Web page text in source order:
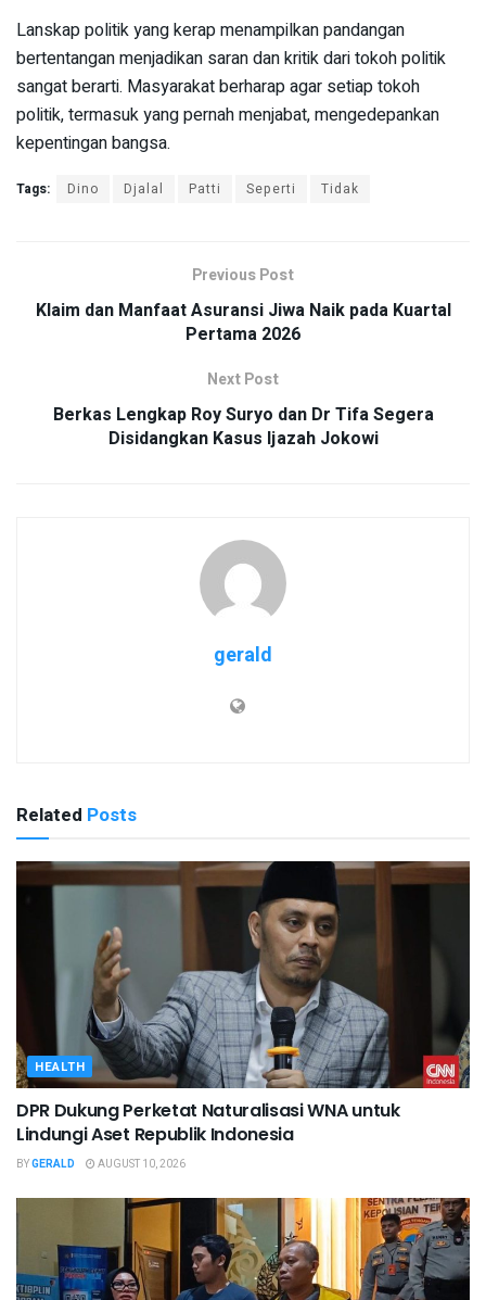
Lanskap politik yang kerap menampilkan pandangan
bertentangan menjadikan saran dan kritik dari tokoh politik
sangat berarti. Masyarakat berharap agar setiap tokoh
politik, termasuk yang pernah menjabat, mengedepankan
kepentingan bangsa.
Tags: Dino Djalal Patti Seperti Tidak
Previous Post
Klaim dan Manfaat Asuransi Jiwa Naik pada Kuartal
Pertama 2026
Next Post
Berkas Lengkap Roy Suryo dan Dr Tifa Segera
Disidangkan Kasus Ijazah Jokowi
gerald
Related Posts
HEALTH
DPR Dukung Perketat Naturalisasi WNA untuk
Lindungi Aset Republik Indonesia
BYGERALD AUGUST 10, 2026